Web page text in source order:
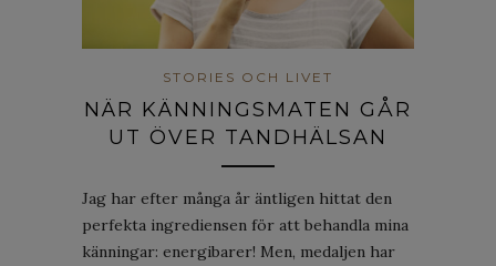
STORIES OCH LIVET
NÄR KÄNNINGSMATEN GÅR
UT ÖVER TANDHÄLSAN
Jag har efter många år äntligen hittat den
perfekta ingrediensen för att behandla mina
känningar: energibarer! Men, medaljen har